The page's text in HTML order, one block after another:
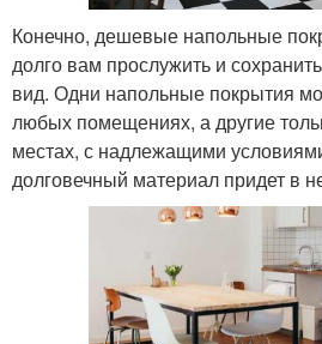
Конечно, дешевые напольные
долго вам прослужить и
вид. Одни напольные покрытия
любых помещениях, а другие
местах, с надлежащими
долговечный материал придет в